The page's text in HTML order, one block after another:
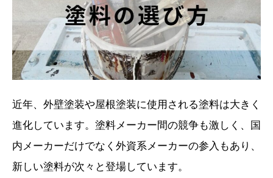
近年、外壁塗装や屋根塗装に使用される塗料は大きく
進化しています。塗料メーカー間の競争も激しく、国
内メーカーだけでなく外資系メーカーの参入もあり、
新しい塗料が次々と登場しています。